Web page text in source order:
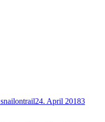
snailontrail24. April 20183